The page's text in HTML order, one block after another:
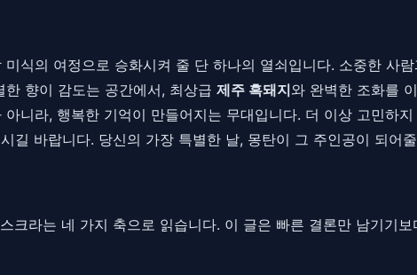
식의 여정으로 승화시켜 줄 단 하나의 열쇠입니다. 소중한 사람
향이 감도는 공간에서, 최상급 제주 흑돼지와 완벽한 조화를
니라, 행복한 기억이 만들어지는 무대입니다. 더 이상 고민하
길 바랍니다. 당신의 가장 특별한 날, 몽탄이 그 주인공이 되어
크라는 네 가지 축으로 읽습니다. 이 글은 빠른 결론만 남기기